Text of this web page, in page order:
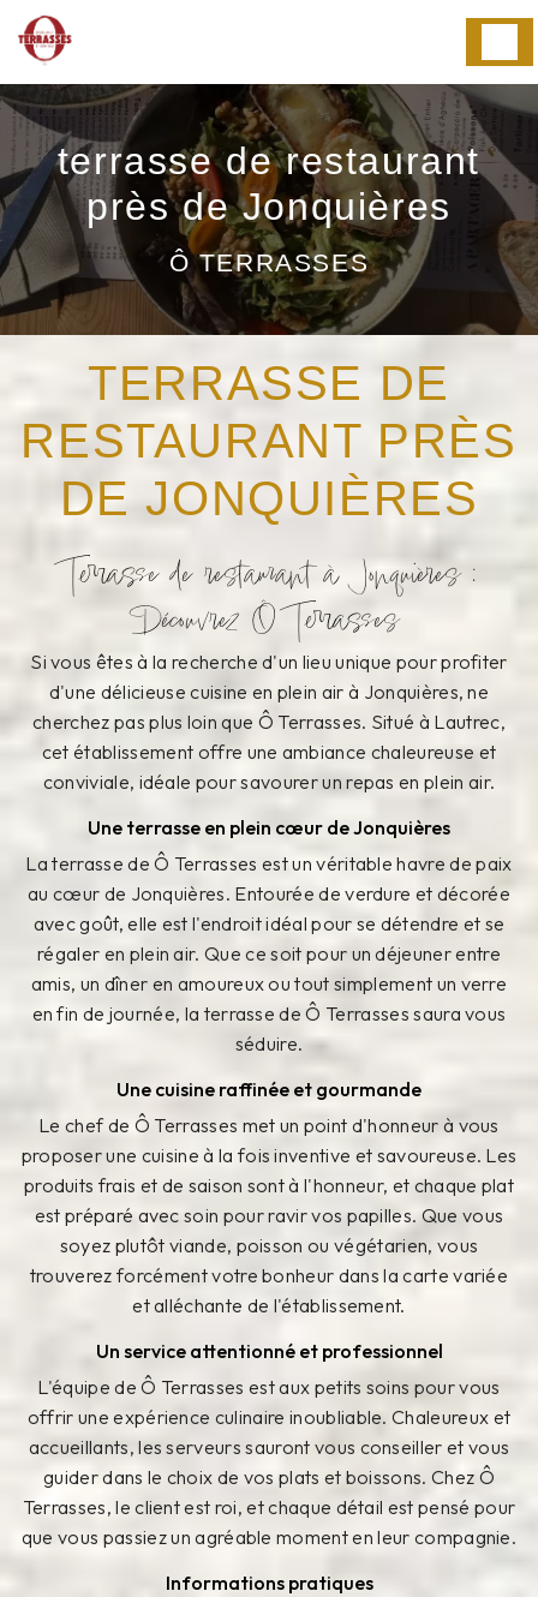
terrasse de restaurant
près de Jonquières
Ô TERRASSES
TERRASSE DE
RESTAURANT PRÈS
DE JONQUIÈRES
Terrasse de restaurant à Jonquières :
Découvrez Ô Terrasses
Si vous êtes à la recherche d'un lieu unique pour profiter
d'une délicieuse cuisine en plein air à Jonquières, ne
cherchez pas plus loin que Ô Terrasses. Situé à Lautrec,
cet établissement offre une ambiance chaleureuse et
conviviale, idéale pour savourer un repas en plein air.
Une terrasse en plein cœur de Jonquières
La terrasse de Ô Terrasses est un véritable havre de paix
au cœur de Jonquières. Entourée de verdure et décorée
avec goût, elle est l'endroit idéal pour se détendre et se
régaler en plein air. Que ce soit pour un déjeuner entre
amis, un dîner en amoureux ou tout simplement un verre
en fin de journée, la terrasse de Ô Terrasses saura vous
séduire.
Une cuisine raffinée et gourmande
Le chef de Ô Terrasses met un point d'honneur à vous
proposer une cuisine à la fois inventive et savoureuse. Les
produits frais et de saison sont à l'honneur, et chaque plat
est préparé avec soin pour ravir vos papilles. Que vous
soyez plutôt viande, poisson ou végétarien, vous
trouverez forcément votre bonheur dans la carte variée
et alléchante de l'établissement.
Un service attentionné et professionnel
L'équipe de Ô Terrasses est aux petits soins pour vous
offrir une expérience culinaire inoubliable. Chaleureux et
accueillants, les serveurs sauront vous conseiller et vous
guider dans le choix de vos plats et boissons. Chez Ô
Terrasses, le client est roi, et chaque détail est pensé pour
que vous passiez un agréable moment en leur compagnie.
Informations pratiques
Panneau de gestion des cookies